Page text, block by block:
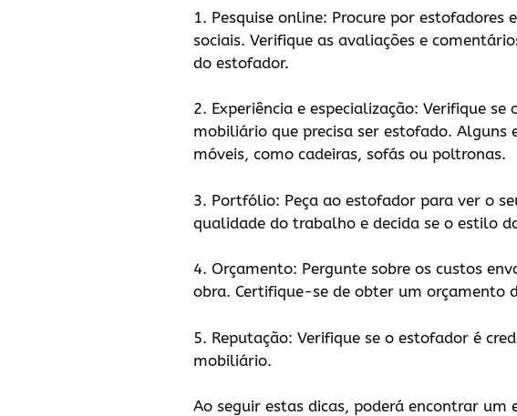
1. Pesquise online: Procure por
sociais. Verifique as avaliações e
do estofador.
2. Experiência e especialização: Verifique
mobiliário que precisa ser estofado. Alguns
móveis, como cadeiras, sofás ou poltronas.
3. Portfólio: Peça ao estofador para ver o
qualidade do trabalho e decida se o estilo
4. Orçamento: Pergunte sobre os custos
obra. Certifique-se de obter um
5. Reputação: Verifique se o estofador é
mobiliário.
Ao seguir estas dicas, poderá encontrar um